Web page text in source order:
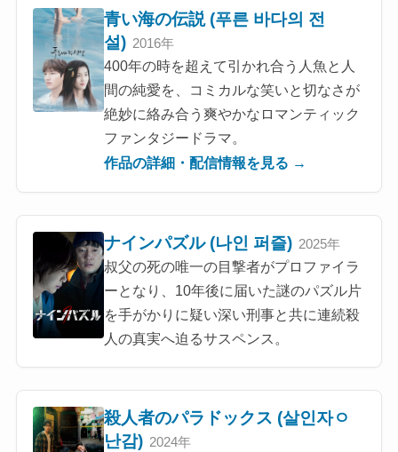
青い海の伝説 (푸른 바다의 전
설) 2016年
400年の時を超えて引かれ合う人魚と人
間の純愛を、コミカルな笑いと切なさが
絶妙に絡み合う爽やかなロマンティック
ファンタジードラマ。
作品の詳細・配信情報を見る →
ナインパズル (나인 퍼즐) 2025年
叔父の死の唯一の目撃者がプロファイラ
ーとなり、10年後に届いた謎のパズル片
を手がかりに疑い深い刑事と共に連続殺
人の真実へ迫るサスペンス。
殺人者のパラドックス (살인자ㅇ
난감) 2024年